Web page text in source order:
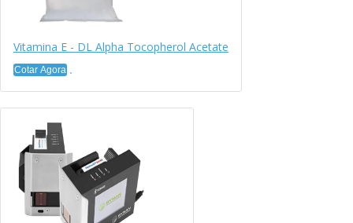
Vitamina E - DL Alpha Tocopherol Acetate
Cotar Agora